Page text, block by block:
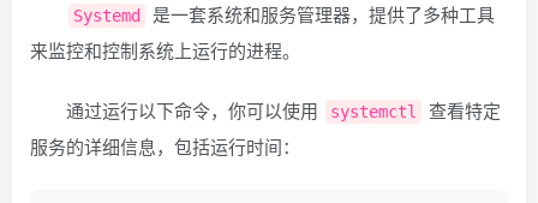
Systemd
是一套系统和服务管理器，提供了多种工具
来监控和控制系统上运行的进程。
通过运行以下命令，你可以使用 systemctl
查看特定
服务的详细信息，包括运行时间：